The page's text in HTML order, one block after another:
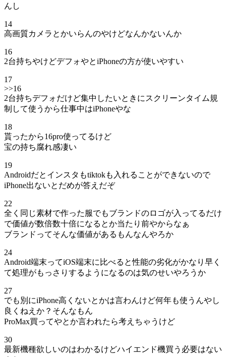
んし
14
高画質カメラとかいらんのやけどなんかないんか
16
2台持ちやけどデフォやとiPhoneの方が使いやすい
17
>>16
2台持ちデフォだけど集中したいときにスクリーンタイム規
制して使うから仕事中はiPhoneやな
18
貰ったから16pro使ってるけど
宝の持ち腐れ感凄い
19
Androidだとインスタもtiktokも入れることができないので
iPhone出ないとだめが答えだぞ
22
全く同じ素材で作った服でもブランドのロゴが入ってるだけ
で価値が数倍数十倍になるとか当たり前やからなぁ
ブランドってそんな価値があるもんなんやろか
24
Android端末ってiOS端末に比べると性能の劣化がかなり早く
て処理がもっさりするようになるのは気のせいやろうか
27
でも別にiPhone高くないとかは言わんけど何年も使うんやし
良くねえか？そんなもん
ProMax買ってやとか言われたら考えちゃうけど
30
最新機種欲しいのはわかるけどハイエンド機買う必要はない